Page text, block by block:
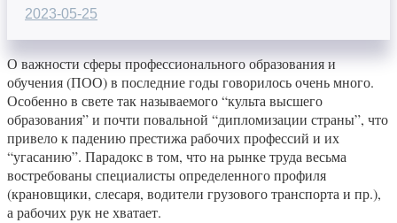
2023-05-25
О важности сферы профессионального образования и
обучения (ПОО) в последние годы говорилось очень много.
Особенно в свете так называемого “культа высшего
образования” и почти повальной “дипломизации страны”, что
привело к падению престижа рабочих профессий и их
“угасанию”. Парадокс в том, что на рынке труда весьма
востребованы специалисты определенного профиля
(крановщики, слесаря, водители грузового транспорта и пр.),
а рабочих рук не хватает.